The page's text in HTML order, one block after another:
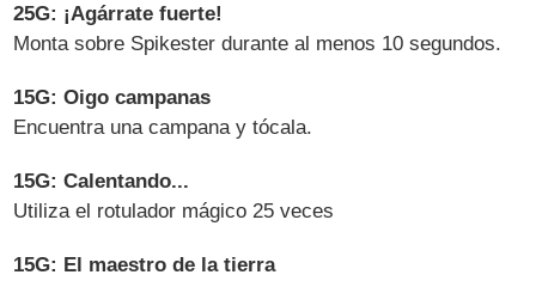
25G: ¡Agárrate fuerte!
Monta sobre Spikester durante al menos 10 segundos.
15G: Oigo campanas
Encuentra una campana y tócala.
15G: Calentando...
Utiliza el rotulador mágico 25 veces
15G: El maestro de la tierra